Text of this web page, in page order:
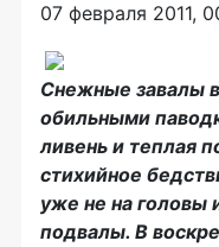
07 февраля 2011,
Снежные завалы
обильными
ливень и теплая
стихийное
уже не на головы
подвалы. В